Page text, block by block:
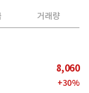
거래량
8,060
+30%